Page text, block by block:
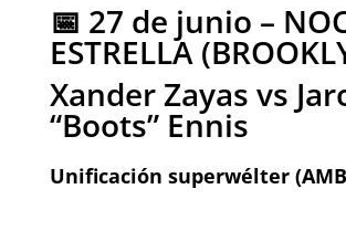
📅 27 de junio –
ESTRELLA
Xander Zayas vs
“Boots” Ennis
Unificación superwélter